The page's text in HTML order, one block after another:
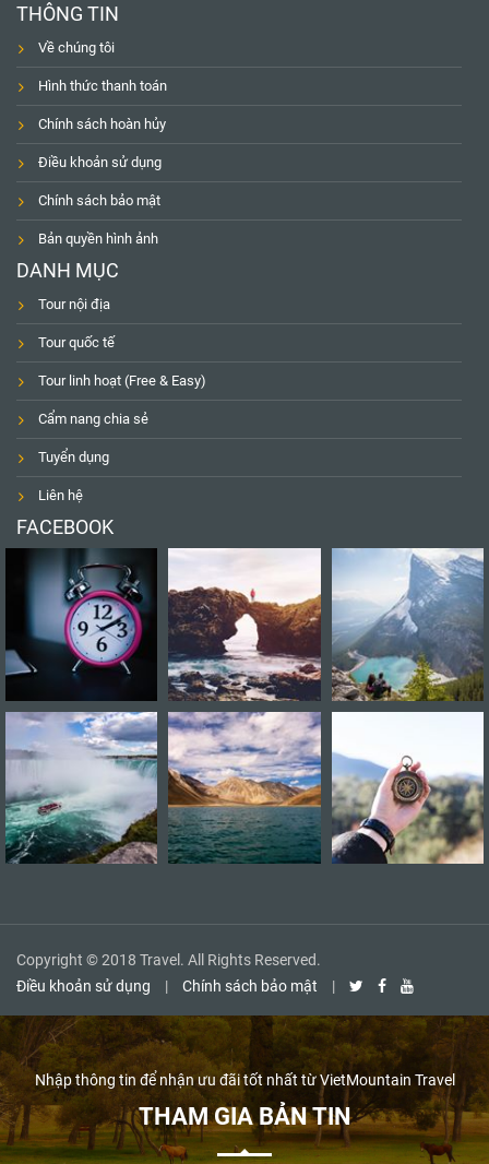
THÔNG TIN
Về chúng tôi
Hình thức thanh toán
Chính sách hoàn hủy
Điều khoản sử dụng
Chính sách bảo mật
Bản quyền hình ảnh
DANH MỤC
Tour nội địa
Tour quốc tế
Tour linh hoạt (Free & Easy)
Cẩm nang chia sẻ
Tuyển dụng
Liên hệ
FACEBOOK
Copyright © 2018 Travel. All Rights Reserved.
Điều khoản sử dụng
| Chính sách bảo mật |
Nhập thông tin để nhận ưu đãi tốt nhất từ VietMountain Travel
THAM GIA BẢN TIN